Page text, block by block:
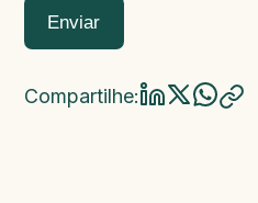
Enviar
Compartilhe: